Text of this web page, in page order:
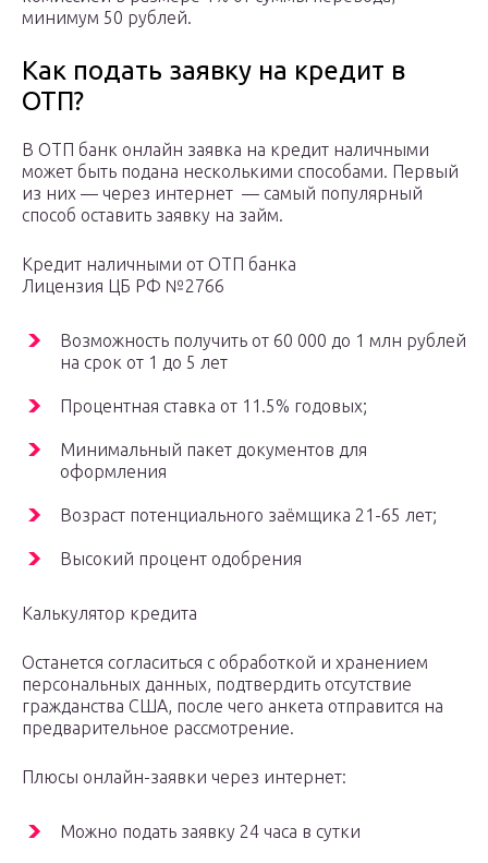
минимум 50 рублей.
Как подать заявку на кредит в
ОТП?
В ОТП банк онлайн заявка на кредит наличными
может быть подана несколькими способами. Первый
из них — через интернет — самый популярный
способ оставить заявку на займ.
Кредит наличными от ОТП банка
Лицензия ЦБ РФ №2766
Возможность получить от 60 000 до 1 млн рублей
на срок от 1 до 5 лет
Процентная ставка от 11.5% годовых;
Минимальный пакет документов для
оформления
Возраст потенциального заёмщика 21-65 лет;
Высокий процент одобрения
Калькулятор кредита
Останется согласиться с обработкой и хранением
персональных данных, подтвердить отсутствие
гражданства США, после чего анкета отправится на
предварительное рассмотрение.
Плюсы онлайн-заявки через интернет:
Можно подать заявку 24 часа в сутки